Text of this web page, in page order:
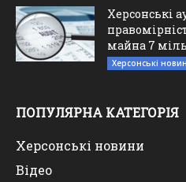
Херсонські
майна 7
Херсонські
ПОПУЛЯРНА КАТЕГОРІЯ
Херсонські новини
Відео